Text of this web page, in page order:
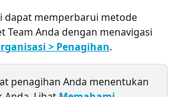
dapat memperbarui metode
Team Anda dengan menavigasi
> Penagihan.
penagihan Anda menentukan